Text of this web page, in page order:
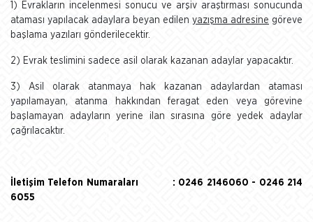
1) Evrakların incelenmesi sonucu ve arşiv araştırması sonucunda
ataması yapılacak adaylara beyan edilen yazışma adresine göreve
başlama yazıları gönderilecektir.
2) Evrak teslimini sadece asil olarak kazanan adaylar yapacaktır.
3) Asil olarak atanmaya hak kazanan adaylardan ataması
yapılamayan, atanma hakkından feragat eden veya görevine
başlamayan adayların yerine ilan sırasına göre yedek adaylar
çağrılacaktır.
İletişim Telefon Numaraları : 0246 2146060 - 0246 214
6055